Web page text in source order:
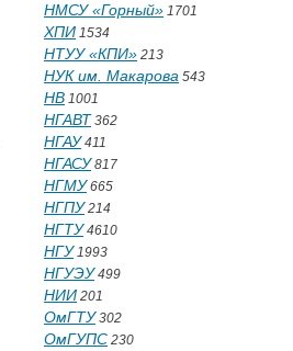
НМСУ «Горный» 1701
ХПИ 1534
НТУУ «КПИ» 213
НУК им. Макарова 543
НВ 1001
НГАВТ 362
НГАУ411
НГАСУ817
НГМУ665
НГПУ214
НГТУ4610
НГУ1993
НГУЭУ499
НИИ 201
ОмГТУ302
ОмГУПС 230